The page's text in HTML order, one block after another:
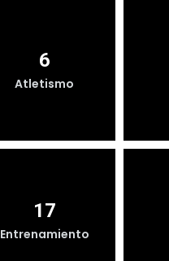
6
Atletismo
17
Entrenamiento